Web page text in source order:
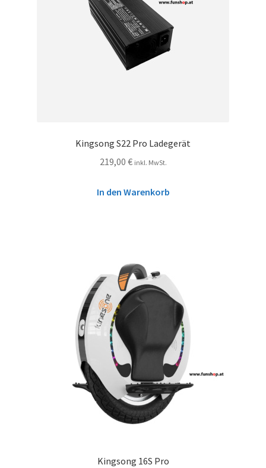
Kingsong S22 Pro Ladegerät
219,00 € inkl. MwSt.
In den Warenkorb
Kingsong 16S Pro